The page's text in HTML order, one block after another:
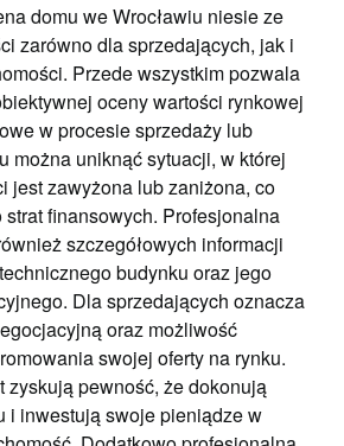
domu we Wrocławiu niesie ze
zarówno dla sprzedających, jak i
Przede wszystkim pozwala
oceny wartości rynkowej
w procesie sprzedaży lub
można uniknąć sytuacji, w której
jest zawyżona lub zaniżona, co
finansowych. Profesjonalna
szczegółowych informacji
budynku oraz jego
Dla sprzedających oznacza
oraz możliwość
swojej oferty na rynku.
zyskują pewność, że dokonują
i inwestują swoje pieniądze w